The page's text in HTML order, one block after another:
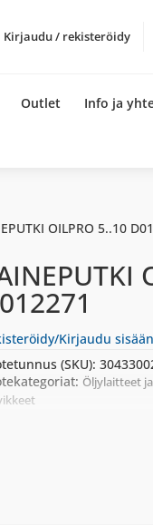
Kirjaudu / rekisteröidy
Outlet Info ja
OILPRO 5..10
Kirjaudu
(SKU):
Öljylaitteet